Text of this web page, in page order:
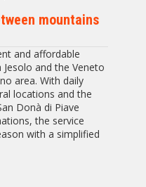
mountains
and affordable
and the Veneto
area. With daily
locations and the
Donà di Piave
the service
with a simplified